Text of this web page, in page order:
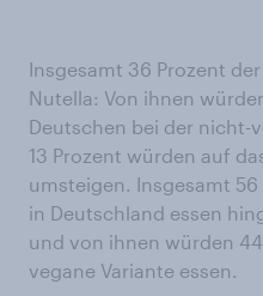
Insgesamt 36 Prozent
Nutella: Von ihnen
Deutschen bei der nicht-
13 Prozent würden auf
umsteigen. Insgesamt
in Deutschland essen
und von ihnen würden
vegane Variante essen.